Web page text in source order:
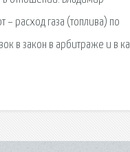
– расход газа (топлива) по
в закон в арбитраже и в